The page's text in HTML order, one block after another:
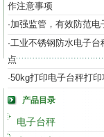
作注意事项
·加强监管，有效防范电
·工业不锈钢防水电子台
点
·50kg打印电子台秤打印
产品目录
电子台秤